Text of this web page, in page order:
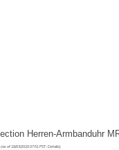
Herren-Armbanduhr
(as of 18/03/2020 07:51 PST- Details)